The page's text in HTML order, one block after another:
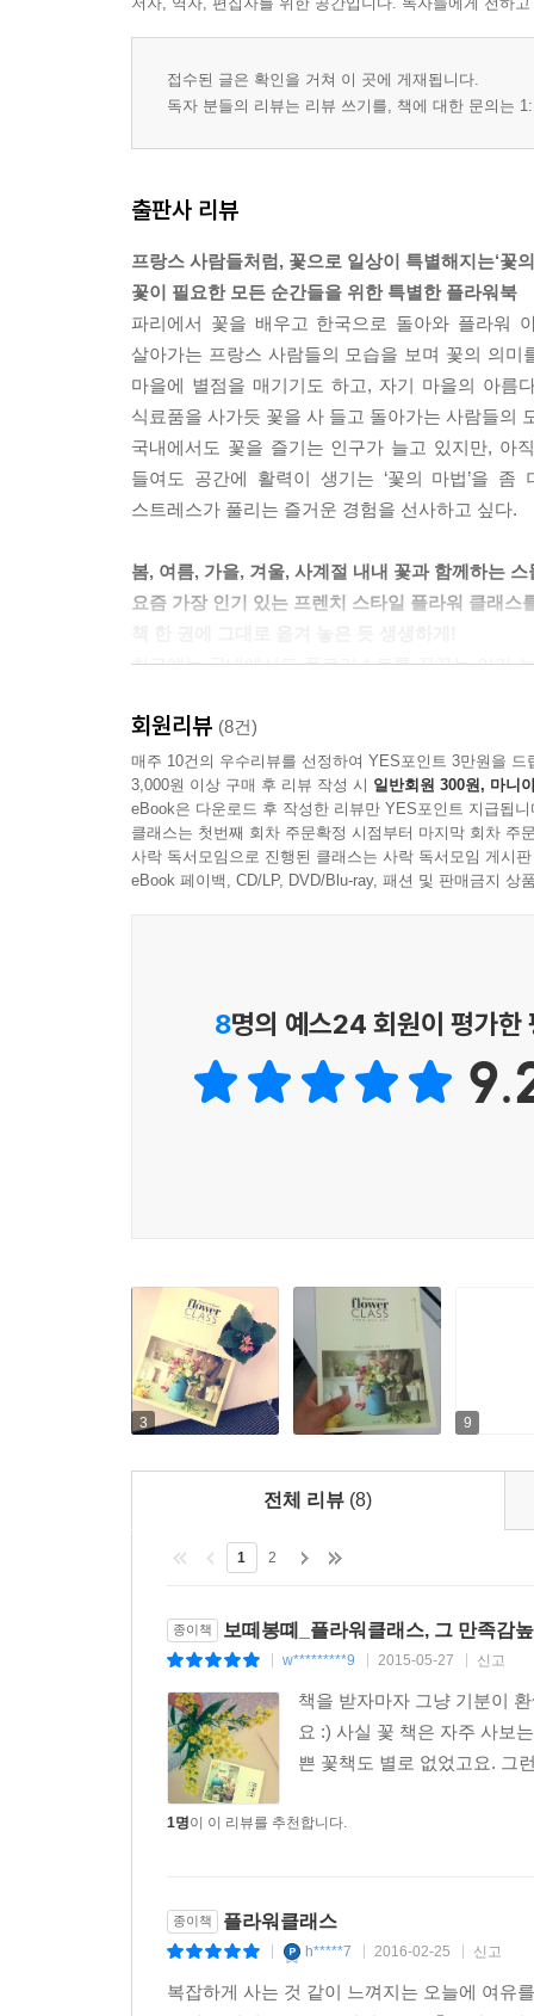
접수된 글은 확인을 거쳐 이 곳에 게재됩니다.
독자 분들의 리뷰는 리뷰 쓰기를, 책에 대한 문의는
출판사 리뷰
프랑스 사람들처럼, 꽃으로 일상이 특별해지는‘꽃
꽃이 필요한 모든 순간들을 위한 특별한 플라워북
파리에서 꽃을 배우고 한국으로 돌아와 플라워
살아가는 프랑스 사람들의 모습을 보며 꽃의 의
마을에 별점을 매기기도 하고, 자기 마을의 아름
식료품을 사가듯 꽃을 사 들고 돌아가는 사람들의
국내에서도 꽃을 즐기는 인구가 늘고 있지만, 아
들여도 공간에 활력이 생기는 ‘꽃의 마법’을
스트레스가 풀리는 즐거운 경험을 선사하고 싶다.
봄, 여름, 가을, 겨울, 사계절 내내 꽃과 함께하는
요즘 가장 인기 있는 프렌치 스타일 플라워 클래스
최근에는 국내에서도 플로리스트를 꿈꾸는 이가
이 책은 꽃과 부담 없이 친해질 수 있도록 우리의
또한 상세한 과정 사진과 다양한 활용컷을 실어
누구나 시작할 수 있는 취미, 꽃의 재발견
꽃을 보는 재미, 읽는 재미, 배우는 재미를 함께 느
개성 있는 꽃과 꽃이 만나 조화로움을 만들어낸
새로운 것을 배우는 설렘, 〈시크릿 클래스〉 시리
그 첫 번째 시작, 《보떼봉떼 플라워 클래스》
여자에게 취미란 온전히 나에게 집중할 수 있는
회원리뷰 (8건)
매주 10건의 우수리뷰를 선정하여 YES포인트 3만원을 드
3,000원 이상 구매 후 리뷰 작성 시 일반회원 300원, 마니
eBook은 다운로드 후 작성한 리뷰만 YES포인트 지급됩니
클래스는 첫번째 회차 주문확정 시점부터 마지막 회차 주
사락 독서모임으로 진행된 클래스는 사락 독서모임 게시
eBook 페이백, CD/LP, DVD/Blu-ray, 패션 및 판매금지 상
8명의 예스24 회원이 평가한
3 9
전체 리뷰 (8)
1 2
종이책 보떼봉뗴_플라워클래스, 그 만족감
w*********9 2015-05-27 신고
책을 받자마자 그냥 기분이
요 :) 사실 꽃 책은 자주 사보
쁜 꽃책도 별로 없었고요. 그
1명이 이 리뷰를 추천합니다.
종이책 플라워클래스
h*****7 2016-02-25 신고
복잡하게 사는 것 같이 느껴지는 오늘에 여유